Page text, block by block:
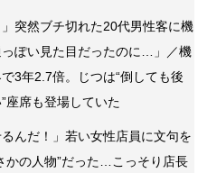
」突然ブチ切れた20代男性客に機
ぽい見た目だったのに…」／機
3年2.7倍。じつは“倒しても後
座席も登場していた
るんだ！」若い女性店員に文句を
かの人物”だった…こっそり店長